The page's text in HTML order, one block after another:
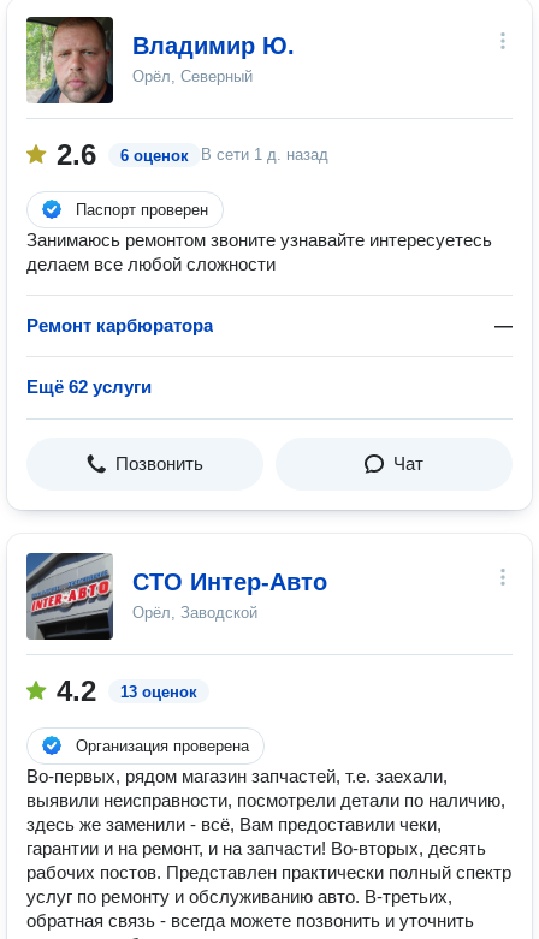
Владимир Ю.
Орёл, Северный
2.6 6 оценок В сети 1 д. назад
Паспорт проверен
Занимаюсь ремонтом звоните узнавайте интересуетесь
делаем все любой сложности
Ремонт карбюратора —
Ещё 62 услуги
Позвонить Чат
СТО Интер-Авто
Орёл, Заводской
4.2 13 оценок
Организация проверена
Во-первых, рядом магазин запчастей, т.е. заехали,
выявили неисправности, посмотрели детали по наличию,
здесь же заменили - всё, Вам предоставили чеки,
гарантии и на ремонт, и на запчасти! Во-вторых, десять
рабочих постов. Представлен практически полный спектр
услуг по ремонту и обслуживанию авто. В-третьих,
обратная связь - всегда можете позвонить и уточнить